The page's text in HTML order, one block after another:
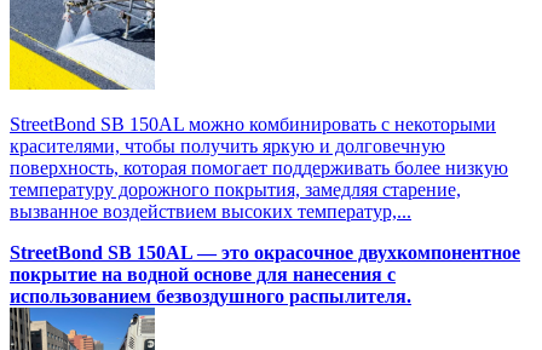
StreetBond SB 150AL можно комбинировать с некоторыми
красителями, чтобы получить яркую и долговечную
поверхность, которая помогает поддерживать более низкую
температуру дорожного покрытия, замедляя старение,
вызванное воздействием высоких температур,...
StreetBond SB 150AL — это окрасочное двухкомпонентное
покрытие на водной основе для нанесения с
использованием безвоздушного распылителя.